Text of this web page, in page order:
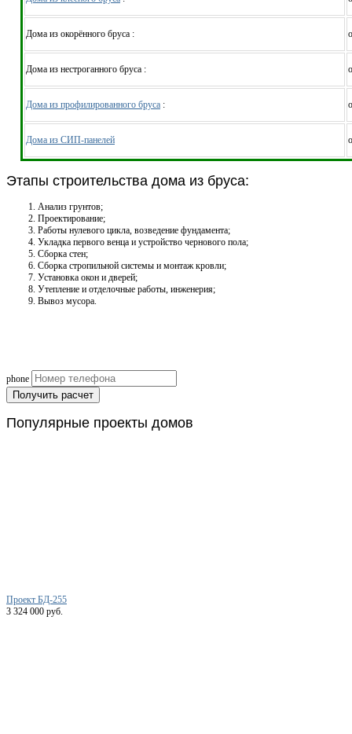
Дома из окорённого бруса :
Дома из нестроганного бруса :
Дома из профилированного бруса :
Дома из СИП-панелей
Этапы строительства дома из бруса:
Анализ грунтов;
Проектирование;
Работы нулевого цикла, возведение фундамента;
Укладка первого венца и устройство чернового пола;
Сборка стен;
Сборка стропильной системы и монтаж кровли;
Установка окон и дверей;
Утепление и отделочные работы, инженерия;
Вывоз мусора.
phone
Получить расчет
Популярные проекты домов
Проект БД-255
3 324 000 руб.